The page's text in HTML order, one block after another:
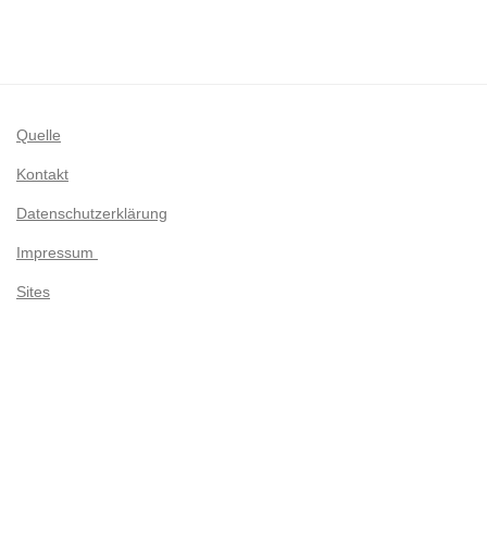
Quelle
Kontakt
Datenschutzerklärung
Impressum
Sites